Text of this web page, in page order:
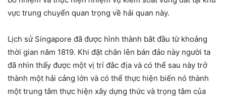
vực trung chuyển quan trọng về hải quan này.
Lịch sử Singapore đã được hình thành bắt đầu từ khoảng
thời gian năm 1819. Khi đặt chân lên bán đảo này người ta
đã nhìn thấy được một vị trí đắc địa và có thể sau này trở
thành một hải cảng lớn và có thể thực hiện biến nó thành
một trung tâm thực hiện xây dựng thức và trọng tâm của